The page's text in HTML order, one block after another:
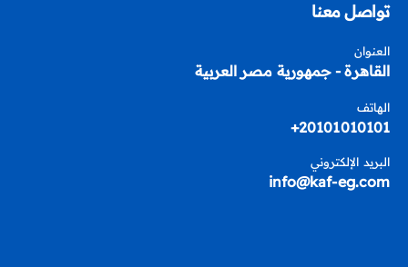
تواصل معنا
العنوان
القاهرة - جمهورية مصر العربية
الهاتف
20101010101+
البريد الإلكتروني
info@kaf-eg.com